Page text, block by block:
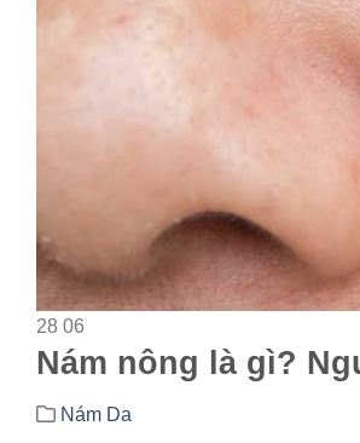
28 06
Nám nông là gì?
Nám Da